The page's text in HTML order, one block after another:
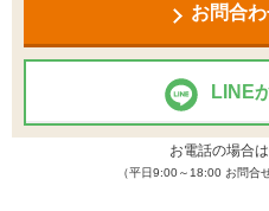
お問合
LINE
お電話の場合は
（平日9:00～18:00 お問合